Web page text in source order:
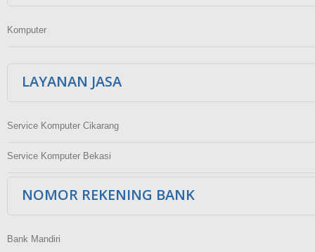
Komputer
LAYANAN JASA
Service Komputer Cikarang
Service Komputer Bekasi
NOMOR REKENING BANK
Bank Mandiri